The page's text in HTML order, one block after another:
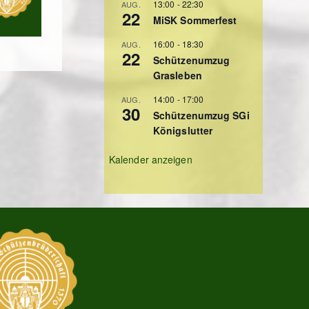
AUG.
22
13:00 -22:30
MiSK Sommerfest
AUG.
22
16:00 - 18:30
Schützenumzug
Grasleben
AUG.
30
14:00 - 17:00
Schützenumzug SGi
Königslutter
Kalender anzeigen